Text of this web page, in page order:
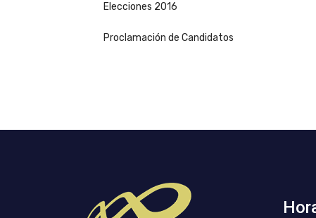
Elecciones 2016
Proclamación de Candidatos